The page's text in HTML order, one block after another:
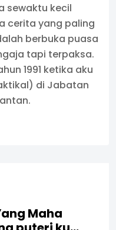
sewaktu kecil
cerita yang paling
berbuka puasa
tapi terpaksa.
1991 ketika aku
di Jabatan
Maha